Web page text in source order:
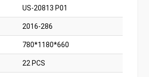
US-20813 P01
2016-286
780*1180*660
22 PCS